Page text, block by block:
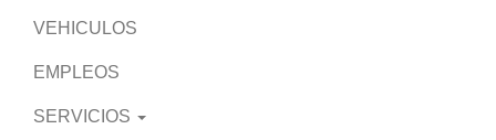
VEHICULOS
EMPLEOS
SERVICIOS